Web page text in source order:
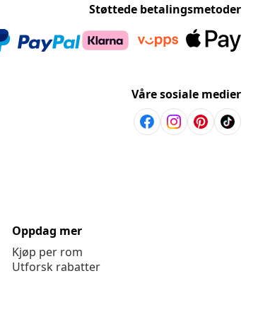
Støttede betalingsmetoder
Våre sosiale medier
Oppdag mer
Kjøp per rom
Utforsk rabatter